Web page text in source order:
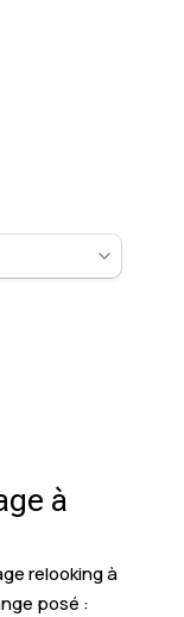
à
relooking à
posé :